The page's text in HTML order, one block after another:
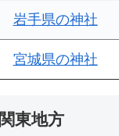
岩手県の神社
宮城県の神社
関東地方